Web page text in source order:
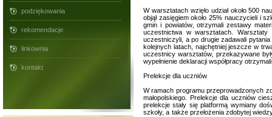
podziękowania
rekomendacje
linkownia
kontakt
W warsztatach wzięło udział około 500
objął zasięgiem około 25% nauczycieli i
gmin i powiatów‚ otrzymali zestawy
uczestnictwa w warsztatach.
uczestniczyli, a po drugie zadawali
kolejnych latach, najchętniej jeszcze w
uczestnicy warsztatów‚ przekazywane
wypełnienie deklaracji współpracy
Prelekcje dla uczniów
W ramach programu przeprowadzonych
małopolskiego. Prelekcje dla uczniów
prelekcje stały się platformą wymiany
szkoły, a także przełożenia zdobytej